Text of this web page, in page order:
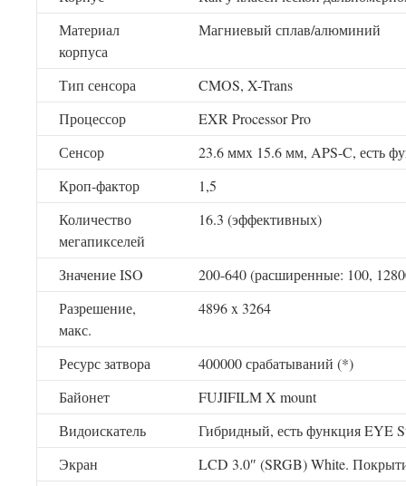
Материал
корпуса
Магниевый сплав/алюминий
Тип сенсора
CMOS, X-Trans
Процессор
EXR Processor Pro
Сенсор
23.6 ммx 15.6 мм, APS-C, есть
Кроп-фактор
1,5
Количество
мегапикселей
16.3 (эффективных)
Значение ISO
200-640 (расширенные: 100,
Разрешение,
макс.
4896 x 3264
Ресурс затвора
400000 срабатываний (*)
Байонет
FUJIFILM X mount
Видоискатель
Гибридный, есть функция EYE
Экран
LCD 3.0″ (SRGB) White.